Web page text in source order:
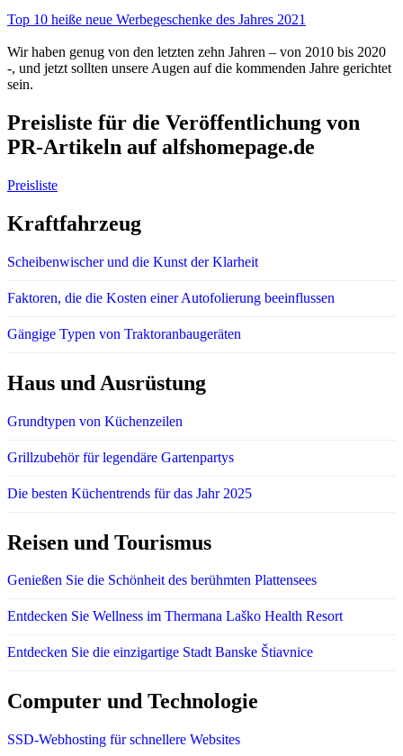
Top 10 heiße neue Werbegeschenke des Jahres 2021
Wir haben genug von den letzten zehn Jahren – von 2010 bis 2020
-, und jetzt sollten unsere Augen auf die kommenden Jahre gerichtet
sein.
Preisliste für die Veröffentlichung von
PR-Artikeln auf alfshomepage.de
Preisliste
Kraftfahrzeug
Scheibenwischer und die Kunst der Klarheit
Faktoren, die die Kosten einer Autofolierung beeinflussen
Gängige Typen von Traktoranbaugeräten
Haus und Ausrüstung
Grundtypen von Küchenzeilen
Grillzubehör für legendäre Gartenpartys
Die besten Küchentrends für das Jahr 2025
Reisen und Tourismus
Genießen Sie die Schönheit des berühmten Plattensees
Entdecken Sie Wellness im Thermana Laško Health Resort
Entdecken Sie die einzigartige Stadt Banske Štiavnice
Computer und Technologie
SSD-Webhosting für schnellere Websites